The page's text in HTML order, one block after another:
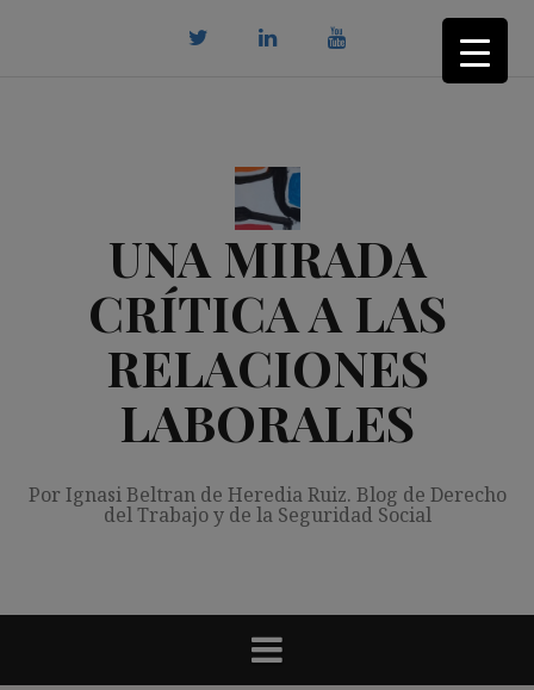
UNA MIRADA
CRÍTICA A LAS
RELACIONES
LABORALES
Por Ignasi Beltran de Heredia Ruiz. Blog de Derecho
del Trabajo y de la Seguridad Social